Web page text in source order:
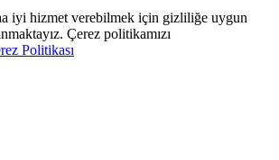
iyi hizmet verebilmek için gizliliğe uygun
Çerez politikamızı
Politikası